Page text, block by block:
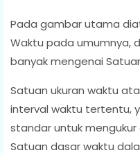
Pada gambar utama
Waktu pada umumnya,
banyak mengenai
Satuan ukuran waktu
interval waktu tertentu,
standar untuk
Satuan dasar waktu